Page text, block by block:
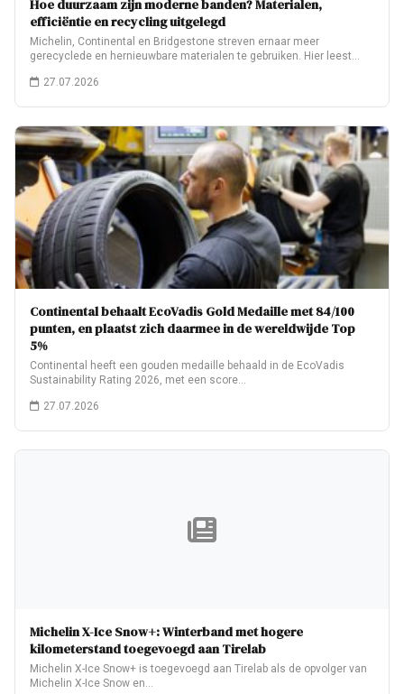
Hoe duurzaam zijn moderne banden? Materialen,
efficiëntie en recycling uitgelegd
Michelin, Continental en Bridgestone streven ernaar meer
gerecyclede en hernieuwbare materialen te gebruiken. Hier leest…
27.07.2026
Continental behaalt EcoVadis Gold Medaille met 84/100
punten, en plaatst zich daarmee in de wereldwijde Top
5%
Continental heeft een gouden medaille behaald in de EcoVadis
Sustainability Rating 2026, met een score…
27.07.2026
Michelin X-Ice Snow+: Winterband met hogere
kilometerstand toegevoegd aan Tirelab
Michelin X-Ice Snow+ is toegevoegd aan Tirelab als de opvolger van
Michelin X-Ice Snow en…